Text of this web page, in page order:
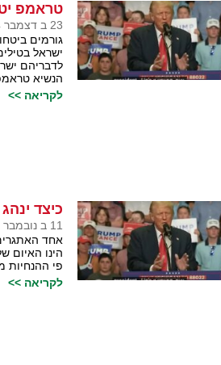
טראמפ
23 ב דצמבר 2024
גורמים
ישראל
לדבריהם
הנשיא
לקריאה >>
כיצד
11 ב נובמבר 2024
אחד
הינו האיום
פי ההנחיות
לקריאה >>